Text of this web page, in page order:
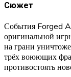
Сюжет
События Forged
оригинальной
на грани
трёх воюющих
противостоять